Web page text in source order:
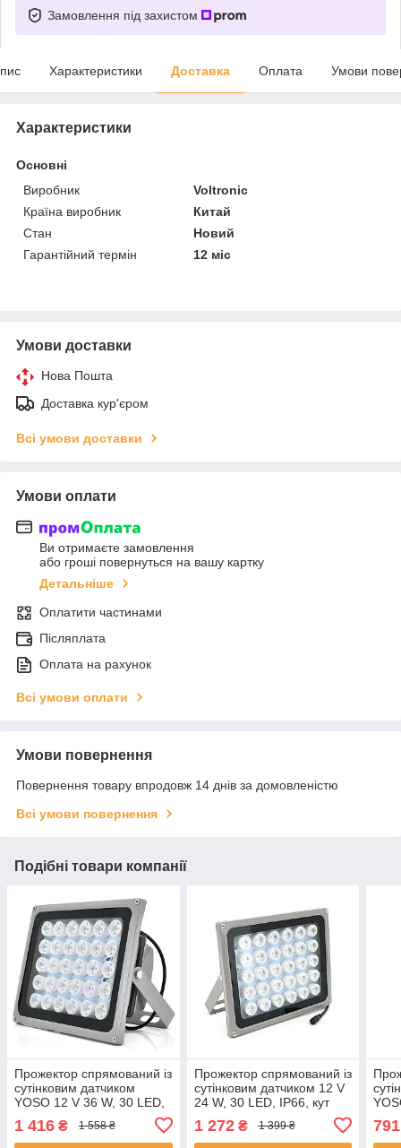
Замовлення під захистом
Характеристики Доставка Оплата Умови
Характеристики
Основні
Виробник
Voltronic
Країна виробник
Китай
Стан
Новий
Гарантійний термін
12 міс
Умови доставки
Нова Пошта
Доставка кур'єром
Всі умови доставки
Умови оплати
Ви отримаєте замовлення
або гроші повернуться на вашу картку
Детальніше
Оплатити частинами
Післяплата
Оплата на рахунок
Всі умови оплати
Умови повернення
Повернення товару впродовж 14 днів за домовленістю
Всі умови повернення
Подібні товари компанії
Прожектор спрямований із
сутінковим датчиком
YOSO 12 V 36 W, 30 LED,
дальність до 100 м,
1 416 ₴ 1 558 ₴
Прожектор спрямований із
сутінковим датчиком 12 V
24 W, 30 LED, IP66, кут
мм, BOX ЕКОБОКС
1 272₴ 1 399 ₴ 791